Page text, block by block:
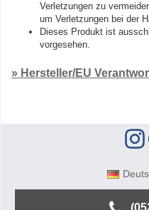
Verletzungen zu
um Verletzungen bei der
Dieses Produkt ist
vorgesehen.
» Hersteller/EU